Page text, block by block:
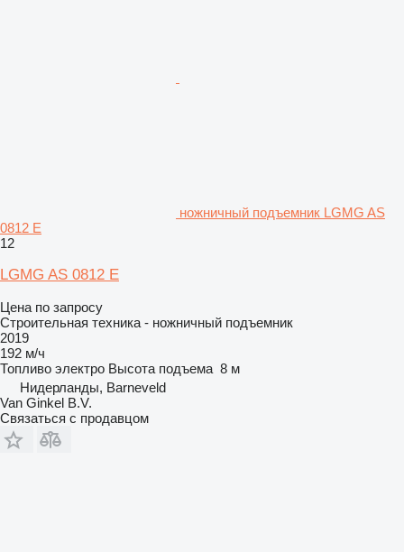
ножничный подъемник LGMG AS
0812 E
12
LGMG AS 0812 E
Цена по запросу
Строительная техника - ножничный подъемник
2019
192 м/ч
Топливо электро Высота подъема 8 м
Нидерланды, Barneveld
Van Ginkel B.V.
Связаться с продавцом